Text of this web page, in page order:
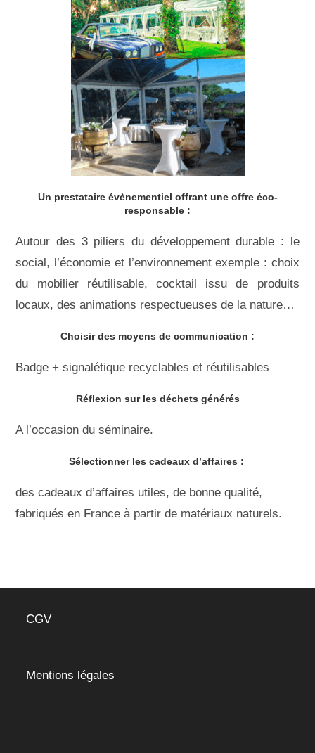
Un prestataire évènementiel offrant une offre éco-
responsable :
Autour des 3 piliers du développement durable : le
social, l’économie et l’environnement exemple : choix
du mobilier réutilisable, cocktail issu de produits
locaux, des animations respectueuses de la nature…
Choisir des moyens de communication :
Badge + signalétique recyclables et réutilisables
Réflexion sur les déchets générés
A l’occasion du séminaire.
Sélectionner les cadeaux d’affaires :
des cadeaux d’affaires utiles, de bonne qualité,
fabriqués en France à partir de matériaux naturels.
CGV
Mentions légales